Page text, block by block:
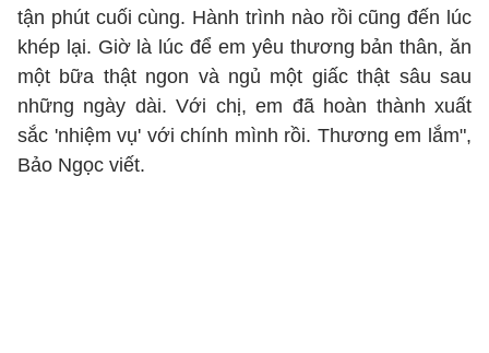
tận phút cuối cùng. Hành trình nào rồi cũng đến lúc
khép lại. Giờ là lúc để em yêu thương bản thân, ăn
một bữa thật ngon và ngủ một giấc thật sâu sau
những ngày dài. Với chị, em đã hoàn thành xuất
sắc 'nhiệm vụ' với chính mình rồi. Thương em lắm",
Bảo Ngọc viết.